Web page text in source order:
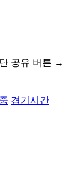
공유 버튼 →
경기시간